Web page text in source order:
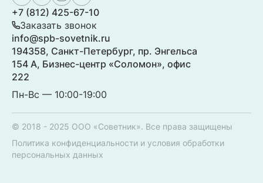
+7 (812) 425-67-10
Заказать звонок
info@spb-sovetnik.ru
194358, Санкт-Петербург, пр. Энгельса
154 А, Бизнес-центр «Соломон», офис
222
Пн-Вс — 10:00-19:00
© 2018 - 2025 ООО «Советник». Все права защищены
Политика конфиденциальности и условия обработки
персональных данных